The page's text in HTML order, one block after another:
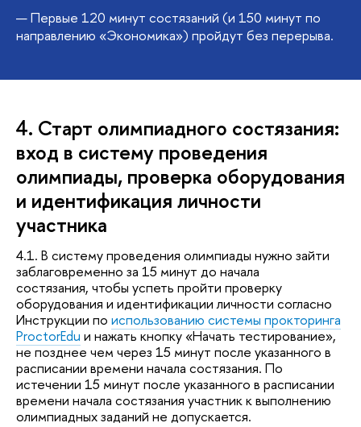
Первые 120 минут состязаний (и 150 минут по
направлению «Экономика») пройдут без перерыва.
4. Старт олимпиадного состязания:
вход в систему проведения
олимпиады, проверка оборудования
и идентификация личности
участника
4.1. В систему проведения олимпиады нужно зайти
заблаговременно за 15 минут до начала
состязания, чтобы успеть пройти проверку
оборудования и идентификации личности согласно
Инструкции по использованию системы прокторинга
ProctorEdu и нажать кнопку «Начать тестирование»,
не позднее чем через 15 минут после указанного в
расписании времени начала состязания. По
истечении 15 минут после указанного в расписании
времени начала состязания участник к выполнению
олимпиадных заданий не допускается.